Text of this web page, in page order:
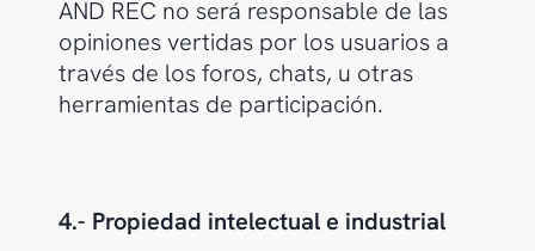
AND REC no será responsable de las
opiniones vertidas por los usuarios a
través de los foros, chats, u otras
herramientas de participación.
4.- Propiedad intelectual e industrial